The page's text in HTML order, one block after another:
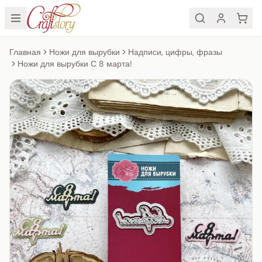
Главная Ножи для вырубки
Надписи, цифры, фразы
Ножи для вырубки С 8 марта!